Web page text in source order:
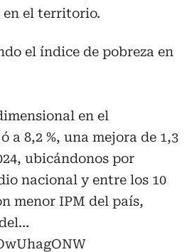
el territorio.
el índice de pobreza en
en el
a 8,2 %, una mejora de 1,3
ubicándonos por
nacional y entre los 10
menor IPM del país,